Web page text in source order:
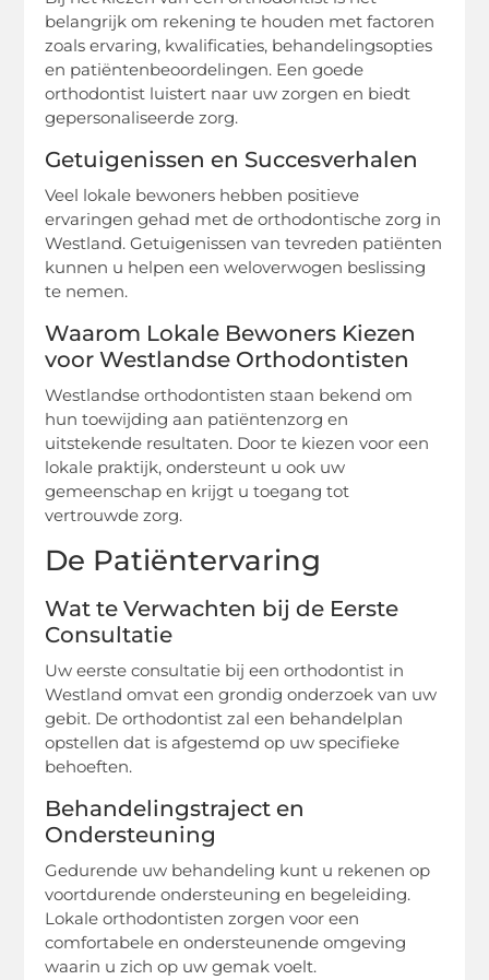
belangrijk om rekening te houden met factoren
zoals ervaring, kwalificaties, behandelingsopties
en patiëntenbeoordelingen. Een goede
orthodontist luistert naar uw zorgen en biedt
gepersonaliseerde zorg.
Getuigenissen en Succesverhalen
Veel lokale bewoners hebben positieve
ervaringen gehad met de orthodontische zorg in
Westland. Getuigenissen van tevreden patiënten
kunnen u helpen een weloverwogen beslissing
te nemen.
Waarom Lokale Bewoners Kiezen
voor Westlandse Orthodontisten
Westlandse orthodontisten staan bekend om
hun toewijding aan patiëntenzorg en
uitstekende resultaten. Door te kiezen voor een
lokale praktijk, ondersteunt u ook uw
gemeenschap en krijgt u toegang tot
vertrouwde zorg.
De Patiëntervaring
Wat te Verwachten bij de Eerste
Consultatie
Uw eerste consultatie bij een orthodontist in
Westland omvat een grondig onderzoek van uw
gebit. De orthodontist zal een behandelplan
opstellen dat is afgestemd op uw specifieke
behoeften.
Behandelingstraject en
Ondersteuning
Gedurende uw behandeling kunt u rekenen op
voortdurende ondersteuning en begeleiding.
Lokale orthodontisten zorgen voor een
comfortabele en ondersteunende omgeving
waarin u zich op uw gemak voelt.